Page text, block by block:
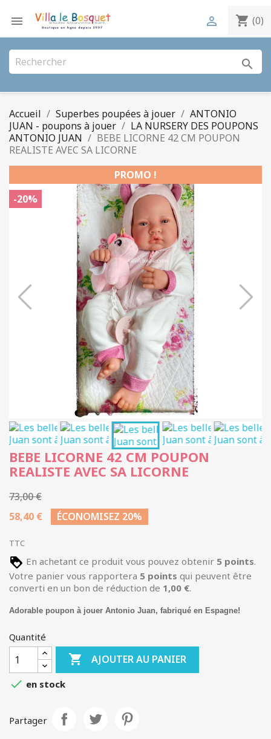
 shopping_cart (0)

search
Accueil Superbes poupées à jouer
ANTONIO
JUAN - poupons à jouer
LA NURSERY DES POUPONS
ANTONIO JUAN
BEBE LICORNE 42 CM POUPON
REALISTE AVEC SA LICORNE
PROMO !
-20%
BEBE LICORNE 42 CM POUPON
REALISTE AVEC SA LICORNE
73,00 €
58,40 €
ÉCONOMISEZ 20%
TTC
En achetant ce produit vous pouvez obtenir 5 points.
Votre panier vous rapportera 5 points qui peuvent être
converti en un bon de réduction de 1,00 €.
Adorable poupon à jouer Antonio Juan, fabriqué en Espagne!
Quantité
 AJOUTER AU PANIER
 en stock
Partager